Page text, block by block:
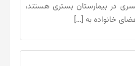
در بیمارستان بستری هستند،
خانواده به […]